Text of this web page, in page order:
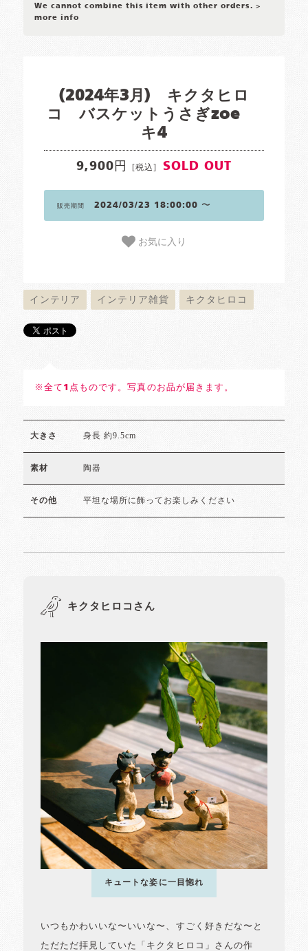
We cannot combine this item with other orders. >
more info
(2024年3月) キクタヒロ
コ バスケットうさぎzoe
キ4
9,900円 [税込] SOLD OUT
販売期間 2024/03/23 18:00:00 〜
お気に入り
インテリア インテリア雑貨 キクタヒロコ
※全て1点ものです。写真のお品が届きます。
大きさ 身長 約9.5cm
素材 陶器
その他 平坦な場所に飾ってお楽しみください
キクタヒロコさん
キュートな姿に一目惚れ
いつもかわいいな〜いいな〜、すごく好きだな〜と
ただただ拝見していた「キクタヒロコ」さんの作